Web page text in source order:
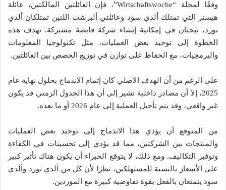
وفقًا لمجلة “Wirtschaftswoche”، فإن العائلتين المالكتين، عائلة
هيستر التي تمتلك ألدي سود وعائلتي ألبرشت اللتين تمتلكان ألدي
نورد، تبحثان في إمكانية إنشاء شركة قابضة مشتركة. تهدف هذه
الخطوة إلى توحيد بعض العمليات، مثل تكنولوجيا المعلومات
والبرمجيات، مع الحفاظ على توازن في توزيع الحصص بين العائلتين.
على الرغم من أن الهدف الأصلي كان إتمام الاندماج بحلول نهاية عام
2025، إلا أن مصادر داخلية تشير إلى أن هذا الجدول الزمني قد يكون
غير واقعي، وقد يتم تأجيل العملية إلى عام 2026 أو ما بعده.
من المتوقع أن يؤدي هذا الاندماج إلى توحيد بعض العمليات
والمنتجات بين الشركتين، مما قد يؤدي إلى تحسينات في الكفاءة
وتوفير التكاليف. ومع ذلك، لا يتوقع الخبراء أن يكون هناك تأثير كبير
على الأسعار بالنسبة للمستهلكين، نظرًا لأن كل من ألدي نورد وألدي
سود يتمتعان بالفعل بقوة تفاوضية كبيرة مع الموردين.